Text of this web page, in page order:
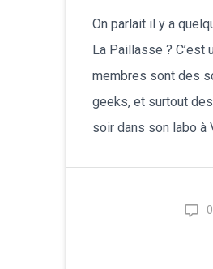
On parlait il y a
La Paillasse ?
membres sont des
geeks, et surtout
soir dans son labo à
0